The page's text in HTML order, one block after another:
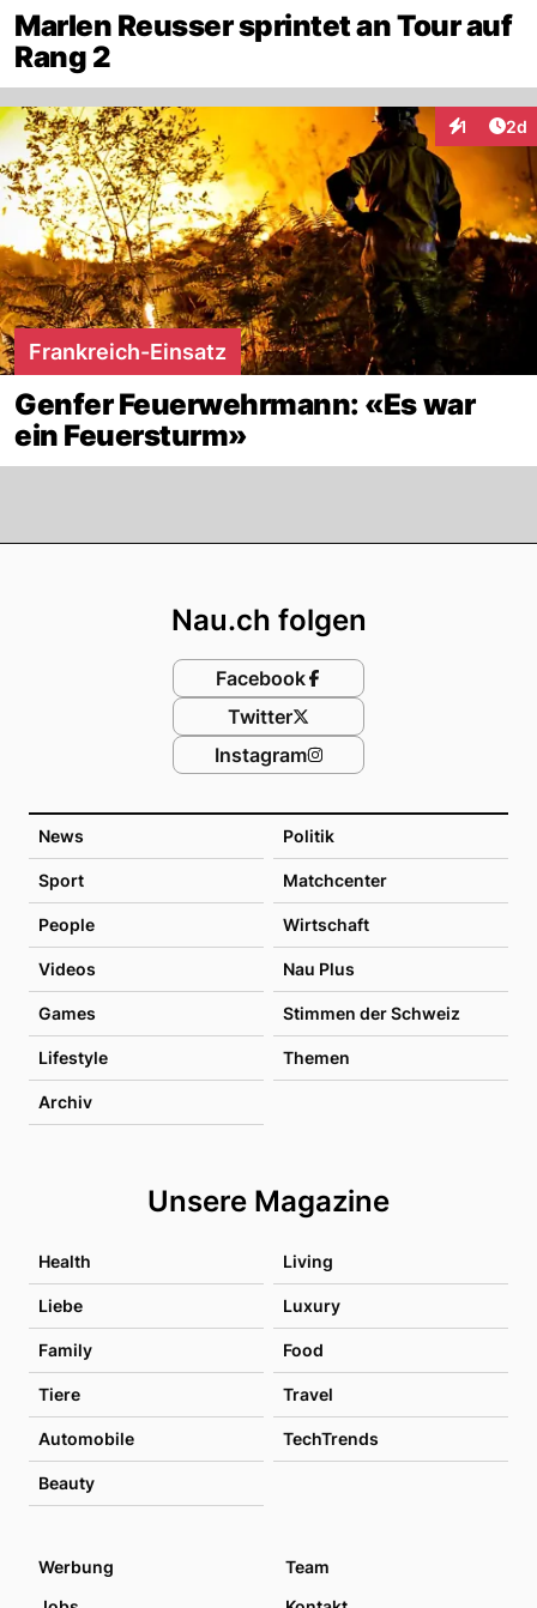
Marlen Reusser sprintet an Tour auf
Rang 2
1 2d
Frankreich-Einsatz
Genfer Feuerwehrmann: «Es war
ein Feuersturm»
News Politik
Sport Matchcenter
People Wirtschaft
Videos Nau Plus
Games Stimmen der Schweiz
Lifestyle Themen
Archiv
Unsere Magazine
Health Living
Liebe Luxury
Family Food
Tiere Travel
Automobile TechTrends
Beauty
Nau.ch folgen
Facebook
Twitter
Instagram
Werbung
Team